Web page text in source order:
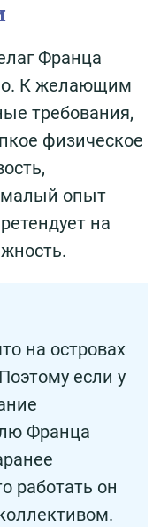
Франца
К желающим
требования,
физическое
опыт
на
на островах
если у
Франца
работать он